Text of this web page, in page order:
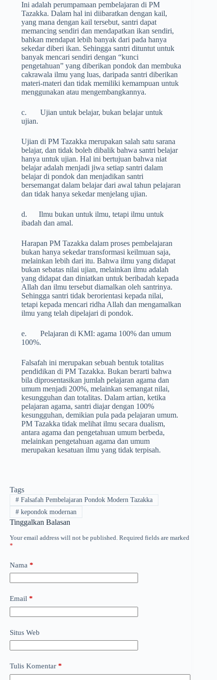
Ini adalah perumpamaan pembelajaran di PM
Tazakka. Dalam hal ini diibaratkan dengan kail,
yang mana dengan kail tersebut, santri dapat
memancing sendiri dan mendapatkan ikan sendiri,
bahkan mendapat lebih banyak dari pada hanya
sekedar diberi ikan. Sehingga santri dituntut untuk
banyak mencari sendiri dengan “kunci
pengetahuan” yang diberikan pondok dan membuka
cakrawala ilmu yang luas, daripada santri diberikan
materi-materi dan tidak memiliki kemampuan untuk
menggunakan atau mengembangkannya.
c. Ujian untuk belajar, bukan belajar untuk
ujian.
Ujian di PM Tazakka merupakan salah satu sarana
belajar, dan tidak boleh dibalik bahwa santri belajar
hanya untuk ujian. Hal ini bertujuan bahwa niat
belajar adalah menjadi jiwa setiap santri dalam
belajar di pondok dan menjadikan santri
bersemangat dalam belajar dari awal tahun pelajaran
dan tidak hanya sekedar menjelang ujian.
d. Ilmu bukan untuk ilmu, tetapi ilmu untuk
ibadah dan amal.
Harapan PM Tazakka dalam proses pembelajaran
bukan hanya sekedar transformasi keilmuan saja,
melainkan lebih dari itu. Bahwa ilmu yang didapat
bukan sebatas nilai ujian, melainkan ilmu adalah
yang didapat dan diniatkan untuk beribadah kepada
Allah dan ilmu tersebut diamalkan oleh santrinya.
Sehingga santri tidak berorientasi kepada nilai,
tetapi kepada mencari ridha Allah dan mengamalkan
ilmu yang telah dipelajari di pondok.
e. Pelajaran di KMI: agama 100% dan umum
100%.
Falsafah ini merupakan sebuah bentuk totalitas
pendidikan di PM Tazakka. Bukan berarti bahwa
bila diprosentasikan jumlah pelajaran agama dan
umum menjadi 200%, melainkan semangat nilai,
kesungguhan dan totalitas. Dalam artian, ketika
pelajaran agama, santri diajar dengan 100%
kesungguhan, demikian pula pada pelajaran umum.
PM Tazakka tidak melihat ilmu secara dualism,
antara agama dan pengetahuan umum berbeda,
melainkan pengetahuan agama dan umum
merupakan kesatuan ilmu yang tidak terpisah.
Tags
#Falsafah Pembelajaran Pondok Modern Tazakka
#kepondok modernan
Tinggalkan Balasan
Your email address will not be published. Required fields are marked
*
Nama *
Email *
Situs Web
Tulis Komentar *